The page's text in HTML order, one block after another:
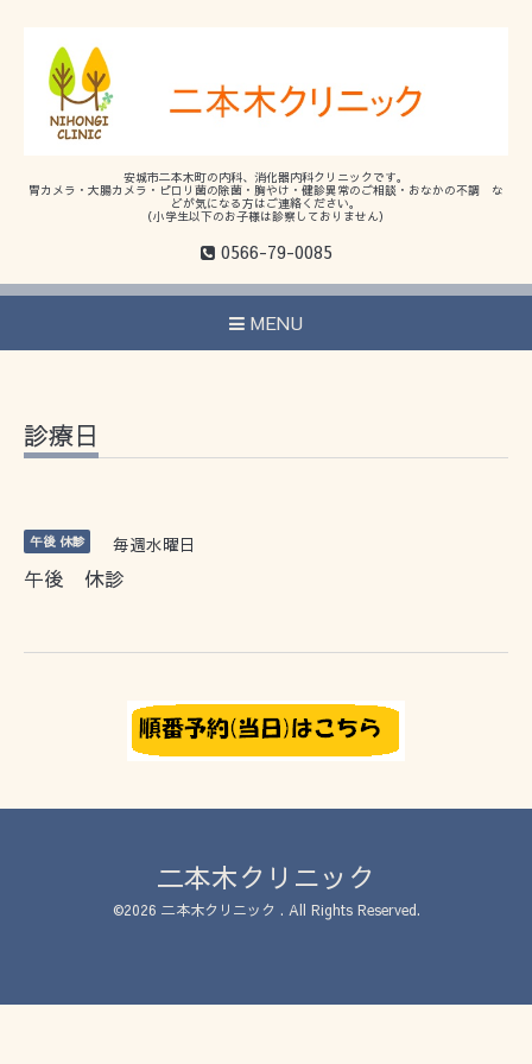
安城市二本木町の内科、消化器内科クリニックです。
胃カメラ・大腸カメラ・ピロリ菌の除菌・胸やけ・健診異常のご相談・おなかの不調 な
どが気になる方はご連絡ください。
（小学生以下のお子様は診察しておりません）
0566-79-0085
MENU
診療日
午後 休診 毎週水曜日
午後 休診
二本木クリニック
©2026 二本木クリニック . All Rights Reserved.